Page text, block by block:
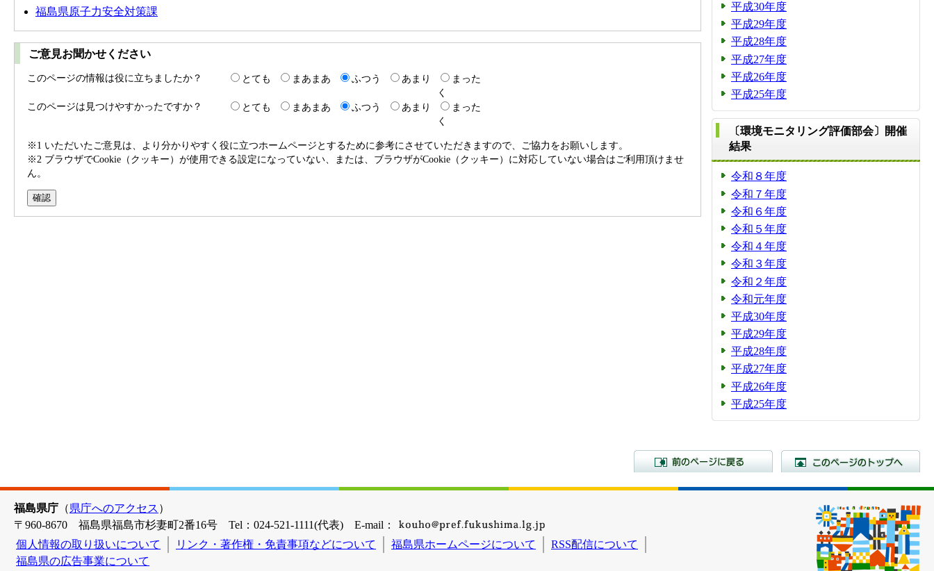
福島県原子力安全対策課
ご意見お聞かせください
このページの情報は役に立ちましたか？ とても まあまあ ふつう あまり
まった
く
このページは見つけやすかったですか？
とても まあまあ ふつう あまり
まった
く
※1 いただいたご意見は、より分かりやすく役に立つホームページとするために参考にさせていただきますので、ご協力をお願いします。
※2 ブラウザでCookie（クッキー）が使用できる設定になっていない、または、ブラウザがCookie（クッキー）に対応していない場合はご利用頂けませ
ん。
平成30年度
平成29年度
平成28年度
平成27年度
平成26年度
平成25年度
〔環境モニタリング評価部会〕開催
結果
令和８年度
令和７年度
令和６年度
令和５年度
令和４年度
令和３年度
令和２年度
令和元年度
平成30年度
平成29年度
平成28年度
平成27年度
平成26年度
平成25年度
前のページに戻る
福島県庁 （県庁へのアクセス ）
〒960-8670 福島県福島市杉妻町2番16号 Tel：024-521-1111(代表) E-mail：
個人情報の取り扱いについて
リンク・著作権・免責事項などについて 福島県ホームページについて
RSS配信について
福島県の広告事業について